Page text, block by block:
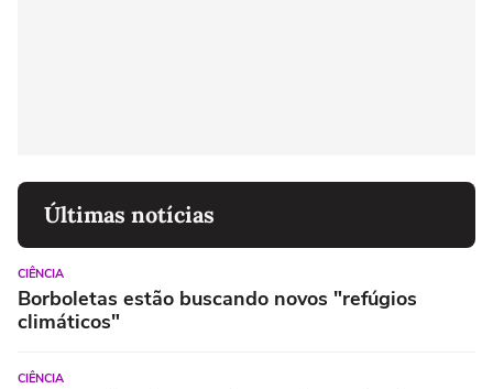
Últimas notícias
CIÊNCIA
Borboletas estão buscando novos "refúgios
climáticos"
CIÊNCIA